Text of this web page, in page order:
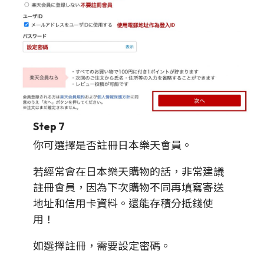
Step 7
你可選擇是否註冊日本樂天會員。
若經常會在日本樂天購物的話，非常建議
註冊會員，因為下次購物不同再填寫寄送
地址和信用卡資料。還能存積分抵錢使
用！
如選擇註冊，需要設定密碼。